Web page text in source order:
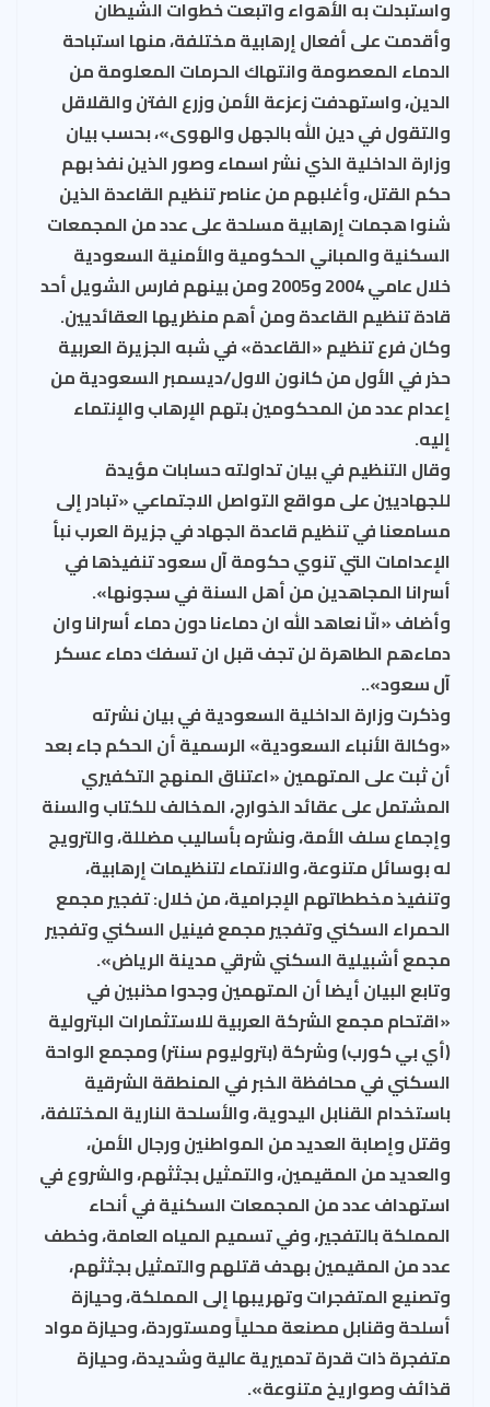
واستبدلت به الأهواء واتبعت خطوات الشيطان
وأقدمت على أفعال إرهابية مختلفة، منها استباحة
الدماء المعصومة وانتهاك الحرمات المعلومة من
الدين، واستهدفت زعزعة الأمن وزرع الفتن والقلاقل
والتقول في دين الله بالجهل والهوى»، بحسب بيان
وزارة الداخلية الذي نشر اسماء وصور الذين نفذ بهم
حكم القتل، وأغلبهم من عناصر تنظيم القاعدة الذين
شنوا هجمات إرهابية مسلحة على عدد من المجمعات
السكنية والمباني الحكومية والأمنية السعودية
خلال عامي 2004 و2005 ومن بينهم فارس الشويل أحد
قادة تنظيم القاعدة ومن أهم منظريها العقائديين.
وكان فرع تنظيم «القاعدة» في شبه الجزيرة العربية
حذر في الأول من كانون الاول/ديسمبر السعودية من
إعدام عدد من المحكومين بتهم الإرهاب والإنتماء
إليه.
وقال التنظيم في بيان تداولته حسابات مؤيدة
للجهاديين على مواقع التواصل الاجتماعي «تبادر إلى
مسامعنا في تنظيم قاعدة الجهاد في جزيرة العرب نبأ
الإعدامات التي تنوي حكومة آل سعود تنفيذها في
أسرانا المجاهدين من أهل السنة في سجونها».
وأضاف «انّا نعاهد الله ان دماءنا دون دماء أسرانا وان
دماءهم الطاهرة لن تجف قبل ان تسفك دماء عسكر
آل سعود»..
وذكرت وزارة الداخلية السعودية في بيان نشرته
«وكالة الأنباء السعودية» الرسمية أن الحكم جاء بعد
أن ثبت على المتهمين «اعتناق المنهج التكفيري
المشتمل على عقائد الخوارج، المخالف للكتاب والسنة
وإجماع سلف الأمة، ونشره بأساليب مضللة، والترويج
له بوسائل متنوعة، والانتماء لتنظيمات إرهابية،
وتنفيذ مخططاتهم الإجرامية، من خلال: تفجير مجمع
الحمراء السكني وتفجير مجمع فينيل السكني وتفجير
مجمع أشبيلية السكني شرقي مدينة الرياض».
وتابع البيان أيضا أن المتهمين وجدوا مذنبين في
«اقتحام مجمع الشركة العربية للاستثمارات البترولية
(أي بي كورب) وشركة (بتروليوم سنتر) ومجمع الواحة
السكني في محافظة الخبر في المنطقة الشرقية
باستخدام القنابل اليدوية، والأسلحة النارية المختلفة،
وقتل وإصابة العديد من المواطنين ورجال الأمن،
والعديد من المقيمين، والتمثيل بجثثهم، والشروع في
استهداف عدد من المجمعات السكنية في أنحاء
المملكة بالتفجير، وفي تسميم المياه العامة، وخطف
عدد من المقيمين بهدف قتلهم والتمثيل بجثثهم،
وتصنيع المتفجرات وتهريبها إلى المملكة، وحيازة
أسلحة وقنابل مصنعة محلياً ومستوردة، وحيازة مواد
متفجرة ذات قدرة تدميرية عالية وشديدة، وحيازة
قذائف وصواريخ متنوعة».